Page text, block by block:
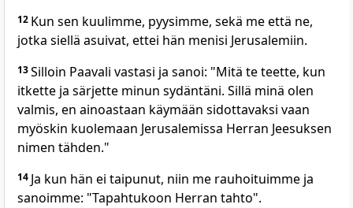
12 Kun sen kuulimme, pyysimme, sekä me että ne,
jotka siellä asuivat, ettei hän menisi Jerusalemiin.
13Silloin Paavali vastasi ja sanoi: "Mitä te teette, kun
itkette ja särjette minun sydäntäni. Sillä minä olen
valmis, en ainoastaan käymään sidottavaksi vaan
myöskin kuolemaan Jerusalemissa Herran Jeesuksen
nimen tähden."
14 Ja kun hän ei taipunut, niin me rauhoituimme ja
sanoimme: "Tapahtukoon Herran tahto".